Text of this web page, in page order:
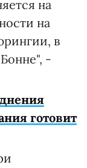
на
на
в
-
готовит